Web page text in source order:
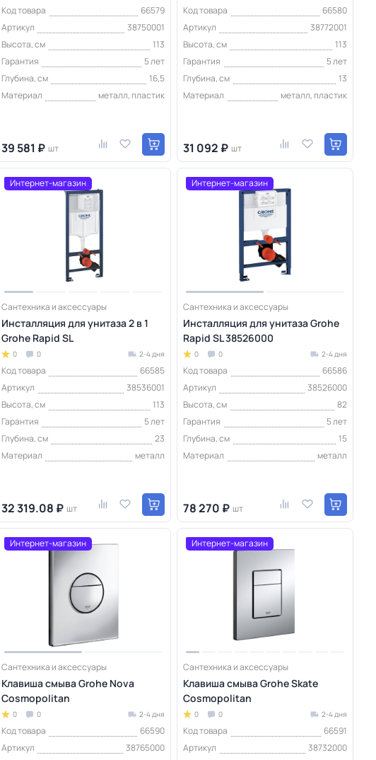
Код товара
66579
Артикул
38750001
Высота, см
113
Гарантия
5 лет
Глубина, см
16,5
Материал
металл, пластик
39 581 ₽ шт
Код товара
66580
Артикул
38772001
Высота, см
113
Гарантия
5 лет
Глубина, см
13
Материал
металл, пластик
31 092 ₽ шт
Интернет-магазин
Сантехника и аксессуары
Инсталляция для унитаза 2 в 1
Grohe Rapid SL
0 0 2-4 дня
Код товара
66585
Артикул
38536001
Высота, см
113
Гарантия
5 лет
Глубина, см
23
Материал
металл
32 319.08 ₽ шт
Интернет-магазин
Сантехника и аксессуары
Инсталляция для унитаза Grohe
Rapid SL 38526000
0 0 2-4 дня
Код товара
66586
Артикул
38526000
Высота, см
82
Гарантия
5 лет
Глубина, см
15
Материал
металл
78 270 ₽ шт
Интернет-магазин
Сантехника и аксессуары
Клавиша смыва Grohe Nova
Cosmopolitan
0 0 2-4 дня
Код товара
66590
Артикул
38765000
Интернет-магазин
Сантехника и аксессуары
Клавиша смыва Grohe Skate
Cosmopolitan
0 0 2-4 дня
Код товара
66591
Артикул
38732000